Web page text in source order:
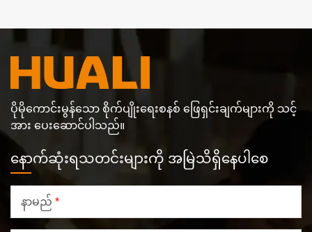
ပိုမိုကောင်းမွန်သော စိုက်ပျိုးရေးစနစ် ဖြေရှင်းချက်များကို သင့်
အား ပေးဆောင်ပါသည်။
နောက်ဆုံးရသတင်းများကို အမြဲသိရှိနေပါစေ
နာမည် *